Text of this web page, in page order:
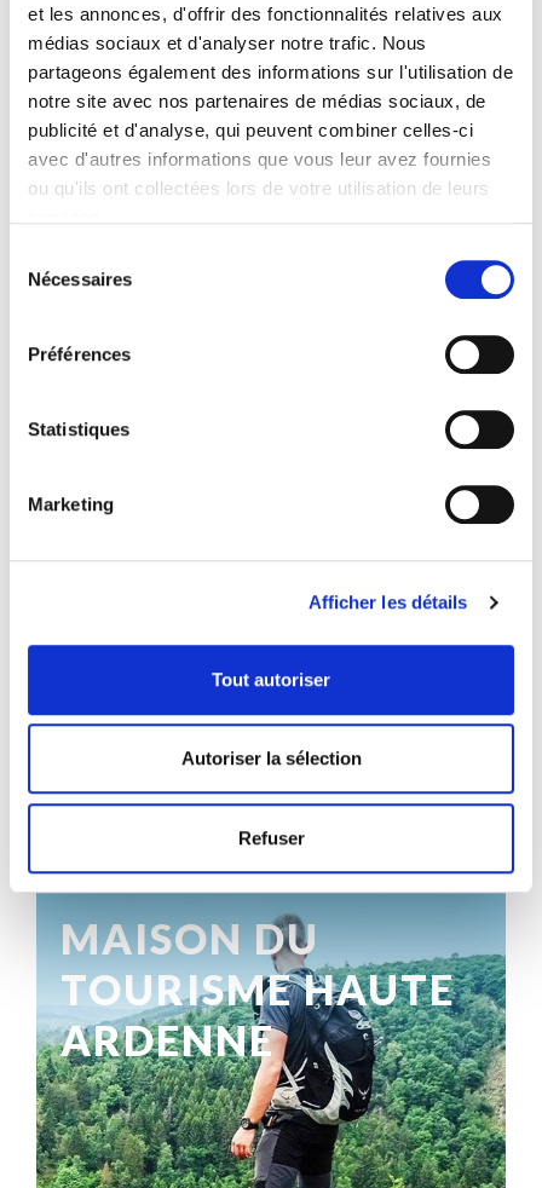
et les annonces, d'offrir des fonctionnalités relatives aux
médias sociaux et d'analyser notre trafic. Nous
partageons également des informations sur l'utilisation de
notre site avec nos partenaires de médias sociaux, de
publicité et d'analyse, qui peuvent combiner celles-ci
avec d'autres informations que vous leur avez fournies
ou qu'ils ont collectées lors de votre utilisation de leurs
Nécessaires
Préférences
Statistiques
Marketing
Afficher les détails
Tout autoriser
Autoriser la sélection
Refuser
MÉDIAS SOCIAUX
VOS CLIENTS POTENTIELS
ET VOUS ?
renforcer le lien avec votre
RÉFÉRENCES
MAISON DU
TOURISME HAUTE
ARDENNE